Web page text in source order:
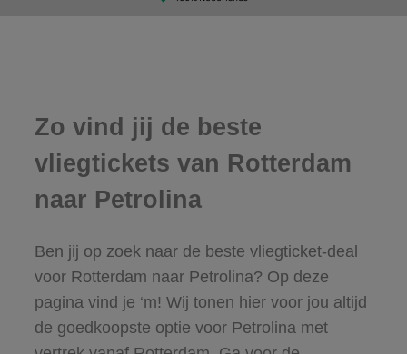
Zo vind jij de beste
vliegtickets van Rotterdam
naar Petrolina
Ben jij op zoek naar de beste vliegticket-deal
voor Rotterdam naar Petrolina? Op deze
pagina vind je ‘m! Wij tonen hier voor jou altijd
de goedkoopste optie voor Petrolina met